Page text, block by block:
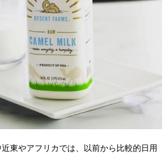
東やアフリカでは、以前から比較的日用